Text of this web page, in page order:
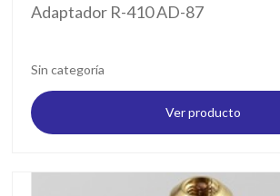
Adaptador R-410 AD-87
Sin categoría
Ver producto